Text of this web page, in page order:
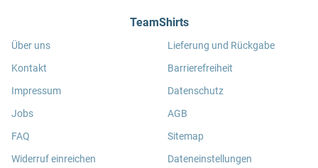
TeamShirts
Über uns
Kontakt
Impressum
Jobs
FAQ
Widerruf einreichen
Lieferung und Rückgabe
Barrierefreiheit
Datenschutz
AGB
Sitemap
Dateneinstellungen